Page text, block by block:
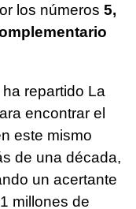
los números 5,
repartido La
encontrar el
este mismo
de una década,
un acertante
millones de